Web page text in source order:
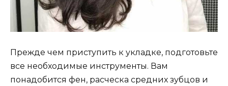
Прежде чем приступить к укладке, подготовьте
все необходимые инструменты. Вам
понадобится фен, расческа средних зубцов и